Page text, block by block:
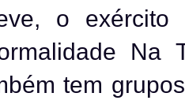
o exército
Na
tem